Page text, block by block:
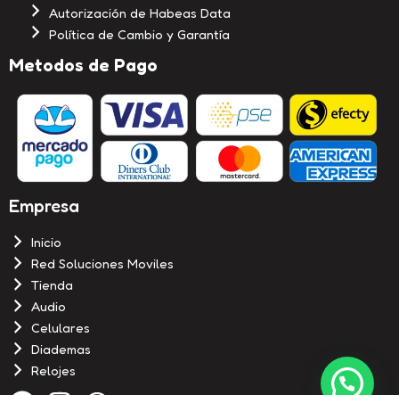
Autorización de Habeas Data
Política de Cambio y Garantía
Metodos de Pago
Empresa
Inicio
Red Soluciones Moviles
Tienda
Audio
Celulares
Diademas
Relojes